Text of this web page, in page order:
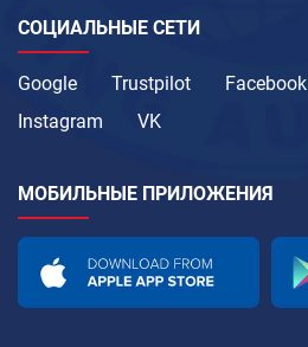
СОЦИАЛЬНЫЕ СЕТИ
Google Trustpilot Facebook
Instagram
VK
МОБИЛЬНЫЕ ПРИЛОЖЕНИЯ